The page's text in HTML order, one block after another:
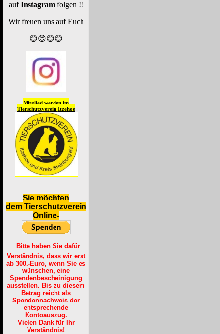
aufInstagramfolgen !!
Wir freuen uns auf Euch
😊😊😊😊
Mitglied werden im
Tierschutzverein Itzehoe
Sie möchten
dem Tierschutzverein
Online-
Bitte haben Sie dafür
Verständnis, dass wir erst
ab 300.-Euro, wenn Sie es
wünschen, eine
Spendenbescheinigung
ausstellen. Bis zu diesem
Betrag reicht als
Spendennachweis der
entsprechende
Kontoauszug.
Vielen Dank für Ihr
Verständnis!